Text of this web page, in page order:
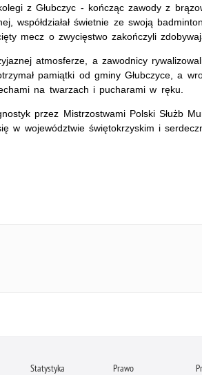
z Głubczyc - kończąc zawody z
współdziałał świetnie ze swoją
mecz o zwycięstwo zakończyli
atmosferze, a zawodnicy
pamiątki od gminy Głubczyce, a
na twarzach i pucharami w ręku.
przez Mistrzostwami Polski Służb
w województwie świętokrzyskim i
Statystyka Prawo